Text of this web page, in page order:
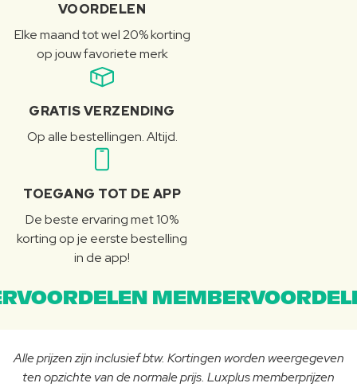
VOORDELEN
Elke maand tot wel 20% korting
op jouw favoriete merk
GRATIS VERZENDING
Op alle bestellingen. Altijd.
TOEGANG TOT DE APP
De beste ervaring met 10%
korting op je eerste bestelling
in de app!
Alle prijzen zijn inclusief btw. Kortingen worden weergegeven
ten opzichte van de normale prijs. Luxplus memberprijzen